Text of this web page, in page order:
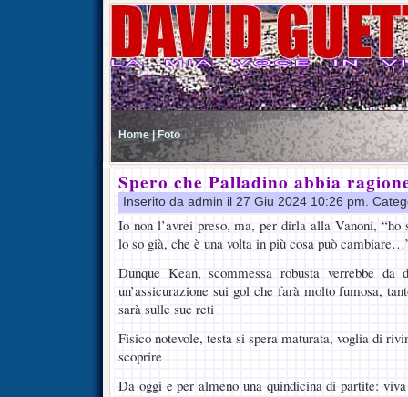
Home | Foto
Spero che Palladino abbia
Inserito da admin il 27 Giu 2024 10:26 pm.
Io non l’avrei preso, ma, per dirla alla Vanoni, “ho
lo so già, che è una volta in più cosa può
Dunque Kean, scommessa robusta verrebbe
un’assicurazione sui gol che farà molto fumosa,
sarà sulle sue reti
Fisico notevole, testa si spera maturata, voglia di
scoprire
Da oggi e per almeno una quindicina di partite: